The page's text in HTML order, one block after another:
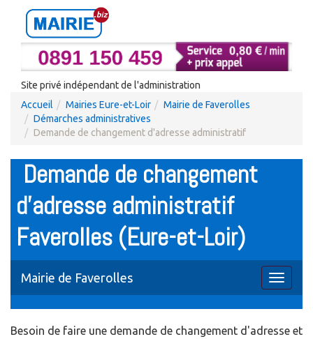
Site privé indépendant de l'administration
Accueil
Mairies Eure-et-Loir
Mairie de Faverolles
Démarches administratives
Demande de changement d'adresse administratif
Demande de changement
d'adresse administratif
Faverolles (Eure-et-Loir)
Toggle
Mairie de Faverolles
Besoin de faire une demande de changement d'adresse et